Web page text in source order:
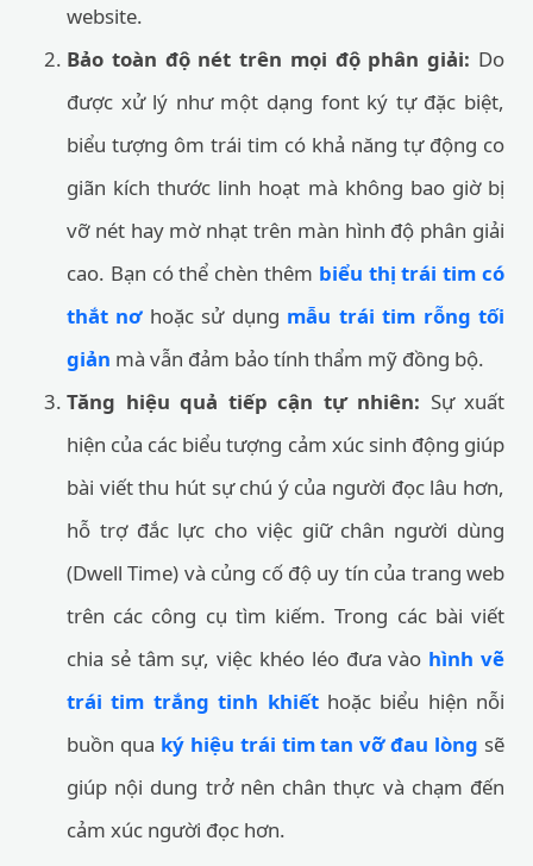
website.
Bảo toàn độ nét trên mọi độ phân giải: Do
được xử lý như một dạng font ký tự đặc biệt,
biểu tượng ôm trái tim có khả năng tự động co
giãn kích thước linh hoạt mà không bao giờ bị
vỡ nét hay mờ nhạt trên màn hình độ phân giải
cao. Bạn có thể chèn thêm biểu thị trái tim có
thắt nơhoặc sử dụng mẫu trái tim rỗng tối
giản mà vẫn đảm bảo tính thẩm mỹ đồng bộ.
Tăng hiệu quả tiếp cận tự nhiên: Sự xuất
hiện của các biểu tượng cảm xúc sinh động giúp
bài viết thu hút sự chú ý của người đọc lâu hơn,
hỗ trợ đắc lực cho việc giữ chân người dùng
(Dwell Time) và củng cố độ uy tín của trang web
trên các công cụ tìm kiếm. Trong các bài viết
chia sẻ tâm sự, việc khéo léo đưa vào hình vẽ
trái tim trắng tinh khiếthoặc biểu hiện nỗi
buồn qua ký hiệu trái tim tan vỡ đau lòng sẽ
giúp nội dung trở nên chân thực và chạm đến
cảm xúc người đọc hơn.